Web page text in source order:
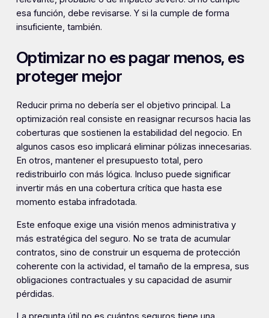
esa función, debe revisarse. Y si la cumple de forma
insuficiente, también.
Optimizar no es pagar menos, es
proteger mejor
Reducir prima no debería ser el objetivo principal. La
optimización real consiste en reasignar recursos hacia las
coberturas que sostienen la estabilidad del negocio. En
algunos casos eso implicará eliminar pólizas innecesarias.
En otros, mantener el presupuesto total, pero
redistribuirlo con más lógica. Incluso puede significar
invertir más en una cobertura crítica que hasta ese
momento estaba infradotada.
Este enfoque exige una visión menos administrativa y
más estratégica del seguro. No se trata de acumular
contratos, sino de construir un esquema de protección
coherente con la actividad, el tamaño de la empresa, sus
obligaciones contractuales y su capacidad de asumir
pérdidas.